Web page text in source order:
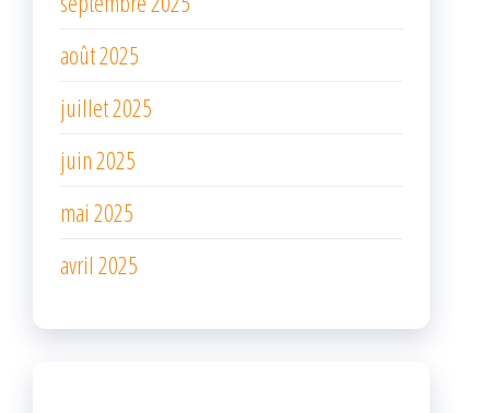
août 2025
juillet 2025
juin 2025
mai 2025
avril 2025